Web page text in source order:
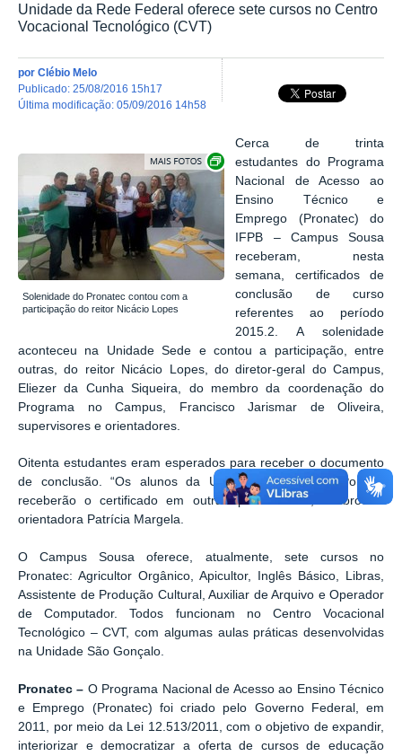
Unidade da Rede Federal oferece sete cursos no Centro
Vocacional Tecnológico (CVT)
por Clébio Melo
publicado: 25/08/2016 15h17
última modificação: 05/09/2016 14h58
Exibir carrossel de imagens
Solenidade do Pronatec contou com a
participação do reitor Nicácio Lopes
Cerca de trinta
estudantes do Programa
Nacional de Acesso ao
Ensino Técnico e
Emprego (Pronatec) do
IFPB – Campus Sousa
receberam, nesta
semana, certificados de
conclusão de curso
referentes ao período
2015.2. A solenidade
aconteceu na Unidade Sede e contou a participação, entre
outras, do reitor Nicácio Lopes, do diretor-geral do Campus,
Eliezer da Cunha Siqueira, do membro da coordenação do
Programa no Campus, Francisco Jarismar de Oliveira,
supervisores e orientadores.
Oitenta estudantes eram esperados para receber o documento
de conclusão. “Os alunos da Unidade Remota de Pombal
receberão o certificado em outra oportunidade”, lembrou a
orientadora Patrícia Margela.
O Campus Sousa oferece, atualmente, sete cursos no
Pronatec: Agricultor Orgânico, Apicultor, Inglês Básico, Libras,
Assistente de Produção Cultural, Auxiliar de Arquivo e Operador
de Computador. Todos funcionam no Centro Vocacional
Tecnológico – CVT, com algumas aulas práticas desenvolvidas
na Unidade São Gonçalo.
Pronatec – O Programa Nacional de Acesso ao Ensino Técnico
e Emprego (Pronatec) foi criado pelo Governo Federal, em
2011, por meio da Lei 12.513/2011, com o objetivo de expandir,
interiorizar e democratizar a oferta de cursos de educação